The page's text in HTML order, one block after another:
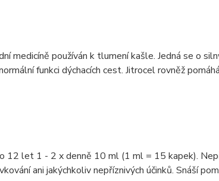
medicíně používán k tlumení kašle. Jedná se o
funkci dýchacích cest. Jitrocel rovněž
let 1 - 2 x denně 10 ml (1 ml = 15 kapek).
ani jakýchkoliv nepříznivých účinků. Snáší